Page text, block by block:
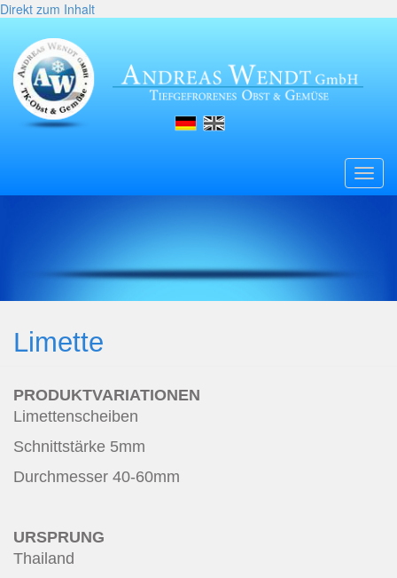
Direkt zum Inhalt
Limette
PRODUKTVARIATIONEN
Limettenscheiben
Schnittstärke 5mm
Durchmesser 40-60mm
URSPRUNG
Thailand